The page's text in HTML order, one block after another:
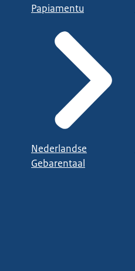
Papiamentu
Nederlandse
Gebarentaal